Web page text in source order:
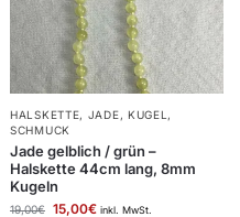
HALSKETTE, JADE, KUGEL ,
SCHMUCK
Jade gelblich / grün –
Halskette 44cm lang, 8mm
Kugeln
19,00€ 15,00€ inkl. MwSt.